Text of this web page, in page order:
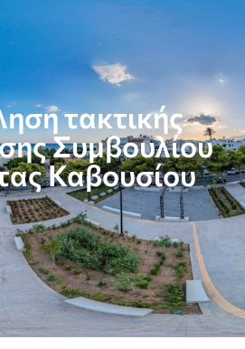
τακτικής
Συμβουλίου
Καβουσίου